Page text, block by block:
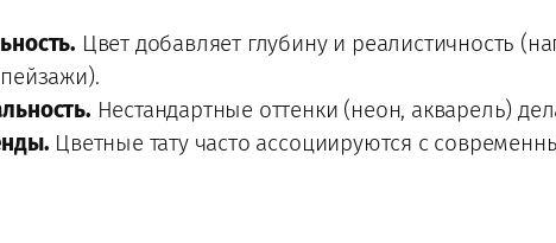
Цвет добавляет глубину и реалистичность
Нестандартные оттенки (неон, акварель)
Цветные тату часто ассоциируются с